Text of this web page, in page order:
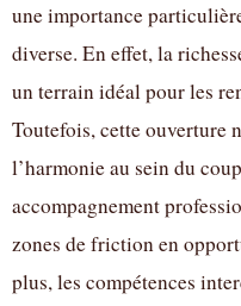
une importance
diverse. En effet, la
un terrain idéal pour les
Toutefois, cette ouverture
l’harmonie au sein du
accompagnement
zones de friction en
plus, les compétences